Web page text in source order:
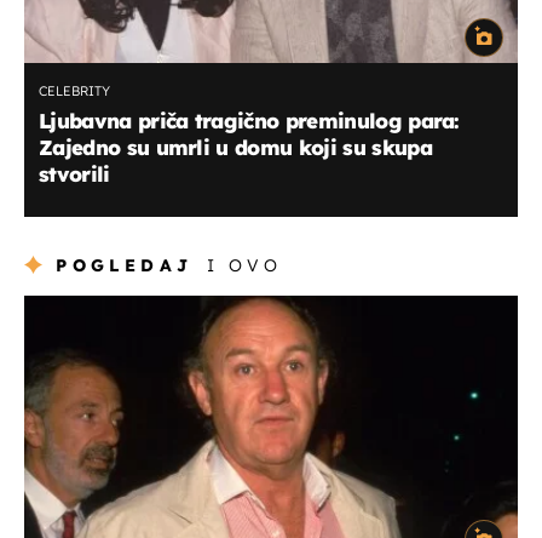
CELEBRITY
Ljubavna priča tragično preminulog para:
Zajedno su umrli u domu koji su skupa
stvorili
POGLEDAJ I OVO